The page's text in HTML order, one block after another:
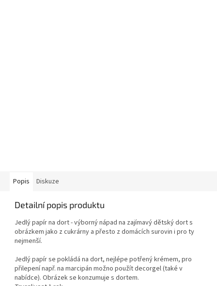
Popis Diskuze
Detailní popis produktu
Jedlý papír na dort - výborný nápad na zajímavý dětský dort s
obrázkem jako z cukrárny a přesto z domácích surovin i pro ty
nejmenší.
Jedlý papír se pokládá na dort, nejlépe potřený krémem, pro
přilepení např. na marcipán možno použít decorgel (také v
nabídce). Obrázek se konzumuje s dortem.